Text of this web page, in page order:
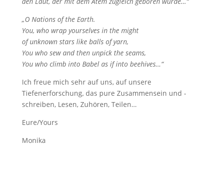
„O Nations of the Earth.
You, who wrap yourselves in the might
of unknown stars like balls of yarn,
You who sew and then unpick the seams,
You who climb into Babel as if into beehives…“
Ich freue mich sehr auf uns, auf unsere
Tiefenerforschung, das pure Zusammensein und -
schreiben, Lesen, Zuhören, Teilen…
Eure/Yours
Monika